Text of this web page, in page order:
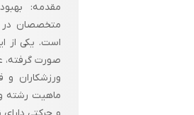
مقدمه:
متخصصان در
است. یکی از
صورت گرفته،
ورزشکاران
ماهیت رشته